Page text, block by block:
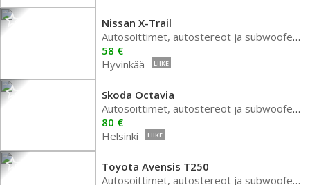
Nissan X-Trail
Autosoittimet, autostereot ja subwoofer autoon
58 €
Hyvinkää
LIIKE
Skoda Octavia
Autosoittimet, autostereot ja subwoofer autoon
80 €
Helsinki
LIIKE
Toyota Avensis T250
Autosoittimet, autostereot ja subwoofer autoon